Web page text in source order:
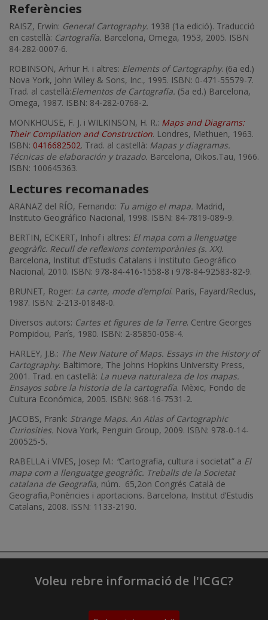
Referències
RAISZ, Erwin: General Cartography. 1938 (1a edició). Traducció
en castellà: Cartografía. Barcelona, Omega, 1953, 2005. ISBN
84-282-0007-6.
ROBINSON, Arhur H. i altres: Elements of Cartography. (6a ed.)
Nova York, John Wiley & Sons, Inc., 1995. ISBN: 0-471-55579-7.
Trad. al castellà:Elementos de Cartografía. (5a ed.) Barcelona,
Omega, 1987. ISBN: 84-282-0768-2.
MONKHOUSE, F. J. i WILKINSON, H. R.: Maps and Diagrams:
Their Compilation and Construction. Londres, Methuen, 1963.
ISBN: 0416682502. Trad. al castellà: Mapas y diagramas.
Técnicas de elaboración y trazado. Barcelona, Oikos.Tau, 1966.
ISBN: 100645363.
Lectures recomanades
ARANAZ del RÍO, Fernando: Tu amigo el mapa. Madrid,
Instituto Geográfico Nacional, 1998. ISBN: 84-7819-089-9.
BERTIN, ECKERT, Inhof i altres: El mapa com a llenguatge
geogràfic. Recull de reflexions contemporànies (s. XX).
Barcelona, Institut d’Estudis Catalans i Instituto Geográfico
Nacional, 2010. ISBN: 978-84-416-1558-8 i 978-84-92583-82-9.
BRUNET, Roger: La carte, mode d’emploi. París, Fayard/Reclus,
1987. ISBN: 2-213-01848-0.
Diversos autors: Cartes et figures de la Terre. Centre Georges
Pompidou, París, 1980. ISBN: 2-85850-058-4.
HARLEY, J.B.: The New Nature of Maps. Essays in the History of
Cartography. Baltimore, The Johns Hopkins University Press,
2001. Trad. en castellà: La nueva naturaleza de los mapas.
Ensayos sobre la historia de la cartografía. Mèxic, Fondo de
Cultura Económica, 2005. ISBN: 968-16-7531-2.
JACOBS, Frank: Strange Maps. An Atlas of Cartographic
Curiosities. Nova York, Penguin Group, 2009. ISBN: 978-0-14-
200525-5.
RABELLA i VIVES, Josep M.: “Cartografia, cultura i societat” a El
mapa com a llenguatge geogràfic. Treballs de la Societat
catalana de Geografia, núm. 65,2on Congrés Català de
Geografia,Ponències i aportacions. Barcelona, Institut d’Estudis
Catalans, 2008. ISSN: 1133-2190.
Voleu rebre informació de l'ICGC?